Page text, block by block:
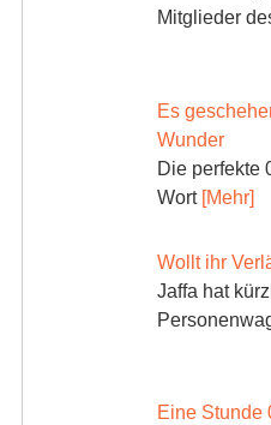
Mitglieder
Es
Wunder
Die perfekte
Wort [Mehr]
Wollt ihr
Jaffa hat
Eine Stunde